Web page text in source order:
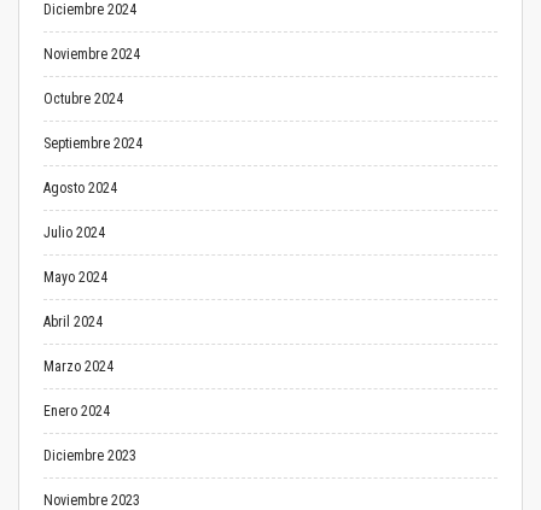
Diciembre 2024
Noviembre 2024
Octubre 2024
Septiembre 2024
Agosto 2024
Julio 2024
Mayo 2024
Abril 2024
Marzo 2024
Enero 2024
Diciembre 2023
Noviembre 2023